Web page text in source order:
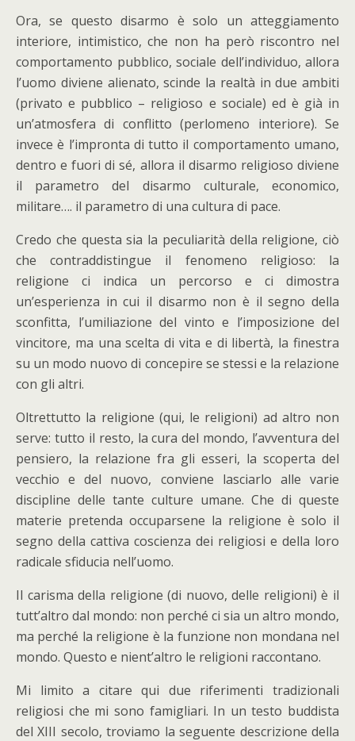
Ora, se questo disarmo è solo un atteggiamento
interiore, intimistico, che non ha però riscontro nel
comportamento pubblico, sociale dell’individuo, allora
l’uomo diviene alienato, scinde la realtà in due ambiti
(privato e pubblico – religioso e sociale) ed è già in
un’atmosfera di conflitto (perlomeno interiore). Se
invece è l’impronta di tutto il comportamento umano,
dentro e fuori di sé, allora il disarmo religioso diviene
il parametro del disarmo culturale, economico,
militare…. il parametro di una cultura di pace.
Credo che questa sia la peculiarità della religione, ciò
che contraddistingue il fenomeno religioso: la
religione ci indica un percorso e ci dimostra
un’esperienza in cui il disarmo non è il segno della
sconfitta, l’umiliazione del vinto e l’imposizione del
vincitore, ma una scelta di vita e di libertà, la finestra
su un modo nuovo di concepire se stessi e la relazione
con gli altri.
Oltrettutto la religione (qui, le religioni) ad altro non
serve: tutto il resto, la cura del mondo, l’avventura del
pensiero, la relazione fra gli esseri, la scoperta del
vecchio e del nuovo, conviene lasciarlo alle varie
discipline delle tante culture umane. Che di queste
materie pretenda occuparsene la religione è solo il
segno della cattiva coscienza dei religiosi e della loro
radicale sfiducia nell’uomo.
Il carisma della religione (di nuovo, delle religioni) è il
tutt’altro dal mondo: non perché ci sia un altro mondo,
ma perché la religione è la funzione non mondana nel
mondo. Questo e nient’altro le religioni raccontano.
Mi limito a citare qui due riferimenti tradizionali
religiosi che mi sono famigliari. In un testo buddista
del XIII secolo, troviamo la seguente descrizione della